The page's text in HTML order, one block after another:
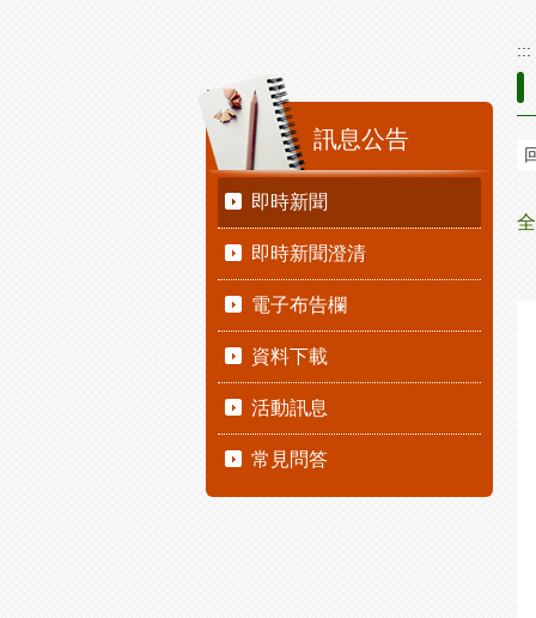
:::
訊息公告
即時新聞
即時新聞澄清
電子布告欄
資料下載
活動訊息
常見問答
:::